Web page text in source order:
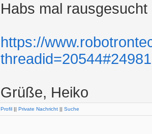
Habs mal
https://
Grüße, Heiko
Profil || Private Nachricht || Suche